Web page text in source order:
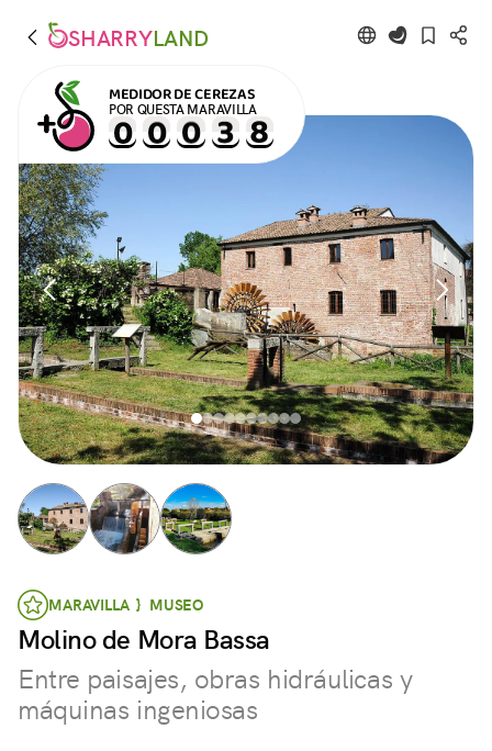
SHARRYLAND
MEDIDOR DE CEREZAS
POR QUESTA MARAVILLA
MARAVILLA } MUSEO
Molino de Mora Bassa
Entre paisajes, obras hidráulicas y
máquinas ingeniosas